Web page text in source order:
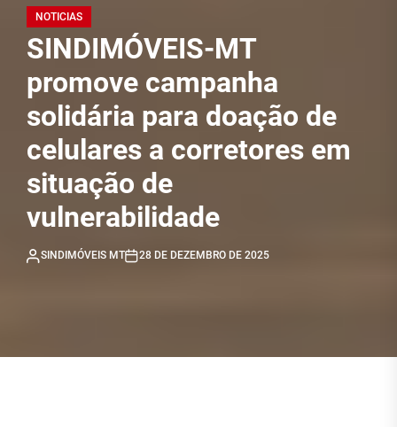
NOTICIAS
SINDIMÓVEIS-MT
promove campanha
solidária para doação de
celulares a corretores em
situação de
vulnerabilidade
SINDIMÓVEIS MT 28 DE DEZEMBRO DE 2025